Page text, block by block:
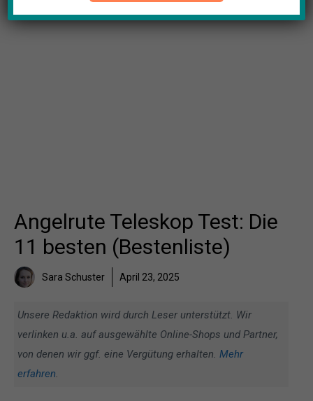
Angelrute Teleskop Test: Die
11 besten (Bestenliste)
Sara Schuster April 23, 2025
Unsere Redaktion wird durch Leser unterstützt. Wir
verlinken u.a. auf ausgewählte Online-Shops und Partner,
von denen wir ggf. eine Vergütung erhalten. Mehr
erfahren.